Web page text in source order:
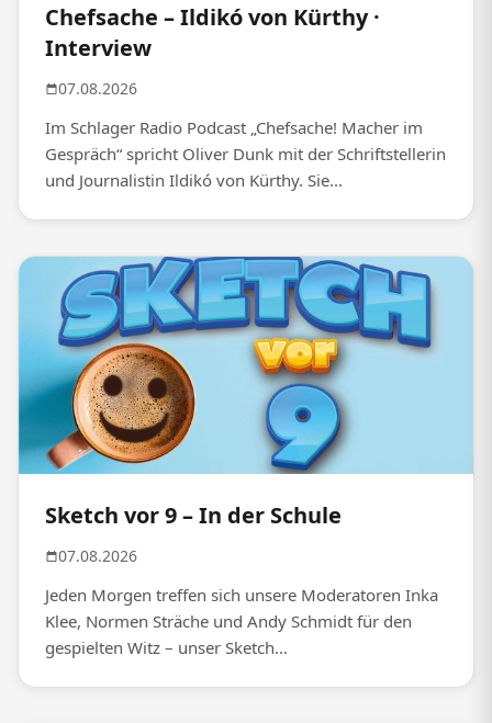
Chefsache – Ildikó von Kürthy ·
Interview
07.08.2026
Im Schlager Radio Podcast „Chefsache! Macher im
Gespräch“ spricht Oliver Dunk mit der Schriftstellerin
und Journalistin Ildikó von Kürthy. Sie...
Sketch vor 9 – In der Schule
07.08.2026
Jeden Morgen treffen sich unsere Moderatoren Inka
Klee, Normen Sträche und Andy Schmidt für den
gespielten Witz – unser Sketch...